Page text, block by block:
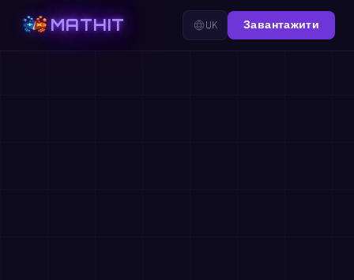
MATHIT UK Завантажити